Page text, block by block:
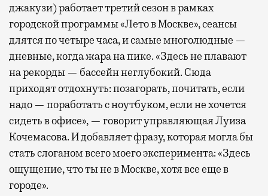
джакузи) работает третий сезон в рамках
городской программы «Лето в Москве», сеансы
длятся по четыре часа, и самые многолюдные —
дневные, когда жара на пике. «Здесь не плавают
на рекорды — бассейн неглубокий. Сюда
приходят отдохнуть: позагорать, почитать, если
надо — поработать с ноутбуком, если не хочется
сидеть в офисе», — говорит управляющая Луиза
Кочемасова. И добавляет фразу, которая могла бы
стать слоганом всего моего эксперимента: «Здесь
ощущение, что ты не в Москве, хотя все еще в
городе».